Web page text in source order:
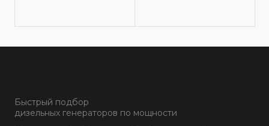
Быстрый подбор
дизельных генераторов по мощности